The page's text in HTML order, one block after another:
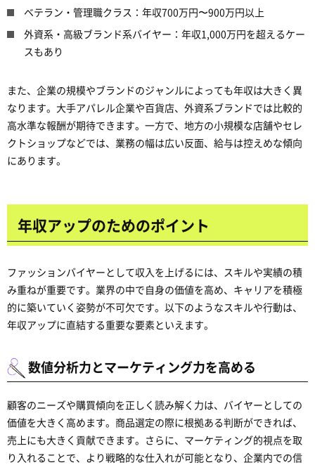
ベテラン・管理職クラス：年収700万円〜900万円以上
外資系・高級ブランド系バイヤー：年収1,000万円を超えるケー
スもあり
また、企業の規模やブランドのジャンルによっても年収は大きく異
なります。大手アパレル企業や百貨店、外資系ブランドでは比較的
高水準な報酬が期待できます。一方で、地方の小規模な店舗やセレ
クトショップなどでは、業務の幅は広い反面、給与は控えめな傾向
にあります。
年収アップのためのポイント
ファッションバイヤーとして収入を上げるには、スキルや実績の積
み重ねが重要です。業界の中で自身の価値を高め、キャリアを積極
的に築いていく姿勢が不可欠です。以下のようなスキルや行動は、
年収アップに直結する重要な要素といえます。
数値分析力とマーケティング力を高める
顧客のニーズや購買傾向を正しく読み解く力は、バイヤーとしての
価値を大きく高めます。商品選定の際に根拠ある判断ができれば、
売上にも大きく貢献できます。さらに、マーケティング的視点を取
り入れることで、より戦略的な仕入れが可能となり、企業内での信